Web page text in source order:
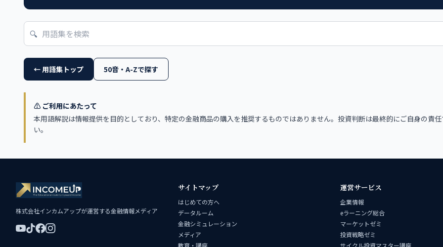
🔍
← 用語集トップ 50音・A-Zで探す
⚠️ ご利用にあたって
本用語解説は情報提供を目的としており、特定の金融商品の購入を推奨するものではありません。投資判断は最終的にご自身の責
い。
株式会社インカムアップが運営する金融情報メディア
サイトマップ
はじめての方へ
データルーム
金融シミュレーション
メディア
教育・講座
運営サービス
企業情報
eラーニング総合
マーケットゼミ
投資戦略ゼミ
サイクル投資マスター講座